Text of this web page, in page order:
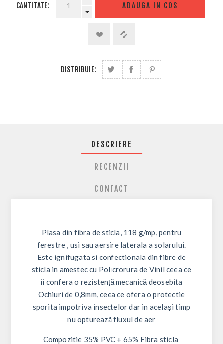
CANTITATE: ADAUGA IN COS
DISTRIBUIE:
DESCRIERE
RECENZII
CONTACT
Plasa din fibra de sticla, 118 g/mp, pentru
ferestre , usi sau aersire laterala a solarului.
Este ignifugata si confectionala din fibre de
sticla in amestec cu Policrorura de Vinil ceea ce
ii confera o rezistență mecanică deosebita
Ochiuri de 0,8mm, ceea ce ofera o protectie
sporita impotriva insectelor dar in același timp
nu opturează fluxul de aer
Compozitie 35% PVC + 65% Fibra sticla